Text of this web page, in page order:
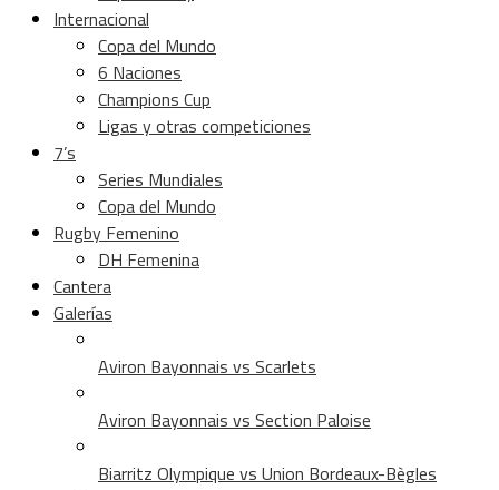
Internacional
Copa del Mundo
6 Naciones
Champions Cup
Ligas y otras competiciones
7’s
Series Mundiales
Copa del Mundo
Rugby Femenino
DH Femenina
Cantera
Galerías
Aviron Bayonnais vs Scarlets
Aviron Bayonnais vs Section Paloise
Biarritz Olympique vs Union Bordeaux-Bègles